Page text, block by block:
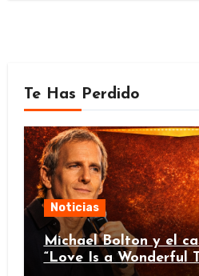
Te Has Perdido
Noticias
Michael Bolton y el
“Love Is a Wonderful